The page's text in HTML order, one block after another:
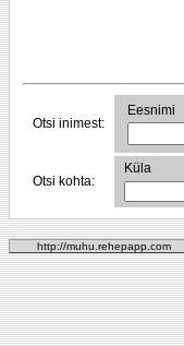
Otsi inimest:
Eesnimi
Otsi kohta:
Küla
http://muhu.rehepapp.com